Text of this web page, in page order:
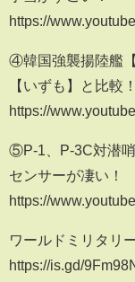
https://
④韓国強襲揚陸艦
【いずも】と比較！
https://
⑤P-1、P-3C対潜
センサーが凄い！
https://
ワールドミリタリ
https://is.gd/